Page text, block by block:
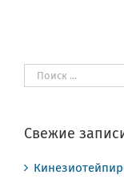
Результат
поиска:
Свежие